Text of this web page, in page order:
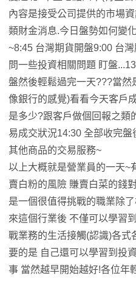
內容是接受公司提供的市場
類財金消息.今日盤勢如何變
~8:45 台灣期貨開盤9:00 台
問一些投資相關問題 盯盤
盤然後輕鬆過完一天???當然
像銀行的感覺)看看今天客戶
是多少?跟客戶做個回報之類
易成交狀況14:30 全部收完
其他商品的交易服務~
以上大概就是營業員的一天~
賣白粉的風險 賺賣白菜的錢
是一個很值得挑戰的職業除
來這個行業後 不僅可以學習
戰業務的生活接觸(認識)各式
要的是 自己還可以學習到投
事 當然越早開始越好!各位年